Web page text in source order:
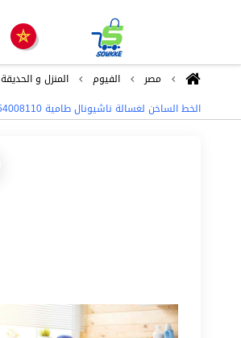
مصر الفيوم المنزل و الحديقة
الخط الساخن لغسالة ناشيونال طامية 01154008110